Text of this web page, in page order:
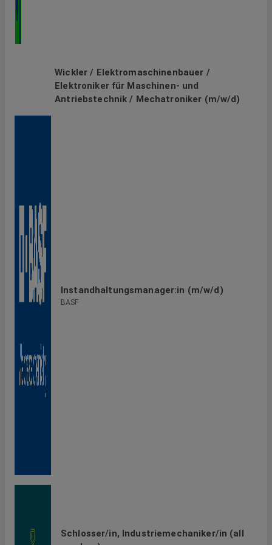
Wickler / Elektromaschinenbauer /
Elektroniker für Maschinen- und
Antriebstechnik / Mechatroniker (m/w/d)
Instandhaltungsmanager:in (m/w/d)
BASF
Schlosser/in, Industriemechaniker/in (all